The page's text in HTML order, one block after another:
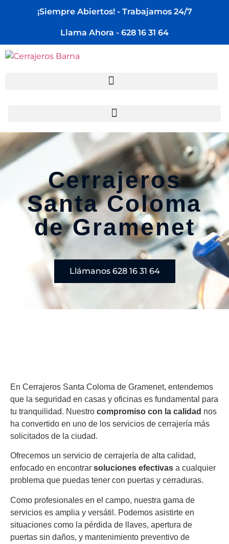
¡Siempre Abiertos! - Trabajamos 24/7
Llama Ahora - 628 16 31 64
Cerrajeros
Santa Coloma
de Gramenet
Llámanos 628 16 31 64
En Cerrajeros Santa Coloma de Gramenet, entendemos
que la seguridad en casas y oficinas es fundamental para
tu tranquilidad. Nuestro compromiso con la calidad nos
ha convertido en uno de los servicios de cerrajería más
solicitados de la ciudad.
Ofrecemos un servicio de cerrajería de alta calidad,
enfocado en encontrar soluciones efectivas a cualquier
problema que puedas tener con puertas y cerraduras.
Como profesionales en el campo, nuestra gama de
servicios es amplia y versátil. Podemos asistirte en
situaciones como la pérdida de llaves, apertura de
puertas sin daños, y mantenimiento preventivo de